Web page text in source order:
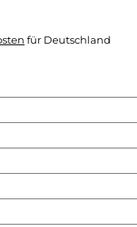
für Deutschland